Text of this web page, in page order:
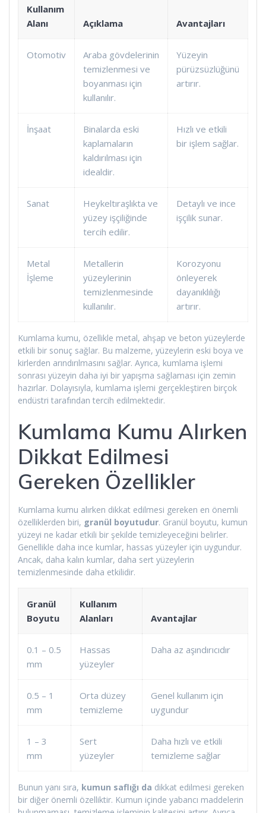
Kullanım
Alanı
Açıklama Avantajları
Otomotiv
Araba gövdelerinin
temizlenmesi ve
boyanması için
kullanılır.
Yüzeyin
pürüzsüzlüğünü
artırır.
İnşaat
Binalarda eski
kaplamaların
kaldırılması için
idealdir.
Hızlı ve etkili
bir işlem sağlar.
Sanat
Heykeltıraşlıkta ve
yüzey işçiliğinde
tercih edilir.
Detaylı ve ince
işçilik sunar.
Metal
İşleme
Metallerin
yüzeylerinin
temizlenmesinde
kullanılır.
Korozyonu
önleyerek
dayanıklılığı
artırır.
Kumlama kumu, özellikle metal, ahşap ve beton yüzeylerde
etkili bir sonuç sağlar. Bu malzeme, yüzeylerin eski boya ve
kirlerden arındırılmasını sağlar. Ayrıca, kumlama işlemi
sonrası yüzeyin daha iyi bir yapışma sağlaması için zemin
hazırlar. Dolayısıyla, kumlama işlemi gerçekleştiren birçok
endüstri tarafından tercih edilmektedir.
Kumlama Kumu Alırken
Dikkat Edilmesi
Gereken Özellikler
Kumlama kumu alırken dikkat edilmesi gereken en önemli
özelliklerden biri, granül boyutudur. Granül boyutu, kumun
yüzeyi ne kadar etkili bir şekilde temizleyeceğini belirler.
Genellikle daha ince kumlar, hassas yüzeyler için uygundur.
Ancak, daha kalın kumlar, daha sert yüzeylerin
temizlenmesinde daha etkilidir.
Granül
Boyutu
Kullanım
Alanları
Avantajlar
0.1 – 0.5
mm
Hassas
yüzeyler
Daha az aşındırıcıdır
0.5 – 1
mm
Orta düzey
temizleme
Genel kullanım için
uygundur
1 – 3
mm
Sert
yüzeyler
Daha hızlı ve etkili
temizleme sağlar
Bunun yanı sıra, kumun saflığı da dikkat edilmesi gereken
bir diğer önemli özelliktir. Kumun içinde yabancı maddelerin